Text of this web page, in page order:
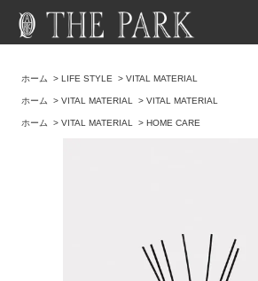
ホーム >LIFE STYLE >VITAL MATERIAL
ホーム >VITAL MATERIAL >VITAL MATERIAL
ホーム >VITAL MATERIAL >HOME CARE